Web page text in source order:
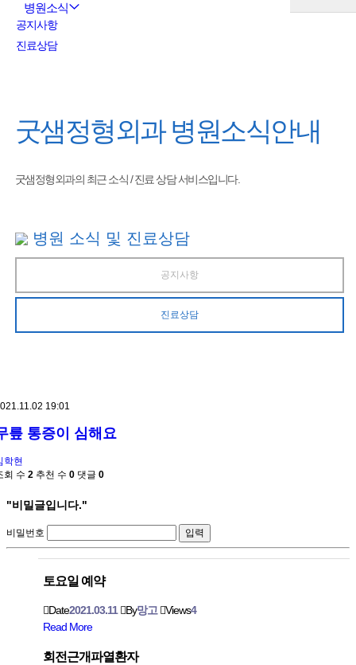
병원소식
공지사항
진료상담
굿샘정형외과병원소식안내
굿샘정형외과의 최근 소식 / 진료 상담 서비스입니다.
병원 소식 및 진료상담
공지사항
진료상담
19:01
릎 통증이 심해요
학현
회 수 2 추천 수 0 댓글 0
"비밀글입니다."
비밀번호
토요일 예약
Date2021.03.11 By망고 Views4
Read More
회전근개파열환자